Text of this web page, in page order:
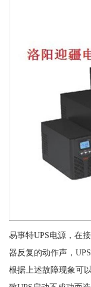
易事特UPS电源，在
器反复的动作声，
根据上述故障现象可